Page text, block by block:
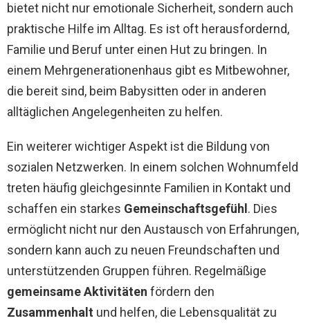
bietet nicht nur emotionale Sicherheit, sondern auch
praktische Hilfe im Alltag. Es ist oft herausfordernd,
Familie und Beruf unter einen Hut zu bringen. In
einem Mehrgenerationenhaus gibt es Mitbewohner,
die bereit sind, beim Babysitten oder in anderen
alltäglichen Angelegenheiten zu helfen.
Ein weiterer wichtiger Aspekt ist die Bildung von
sozialen Netzwerken. In einem solchen Wohnumfeld
treten häufig gleichgesinnte Familien in Kontakt und
schaffen ein starkes Gemeinschaftsgefühl . Dies
ermöglicht nicht nur den Austausch von Erfahrungen,
sondern kann auch zu neuen Freundschaften und
unterstützenden Gruppen führen. Regelmäßige
gemeinsame Aktivitäten fördern den
Zusammenhalt und helfen, die Lebensqualität zu